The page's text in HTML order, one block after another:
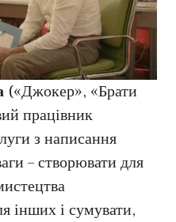
(«Джокер», «Брати
працівник
з написання
– створювати для
інших і сумувати,